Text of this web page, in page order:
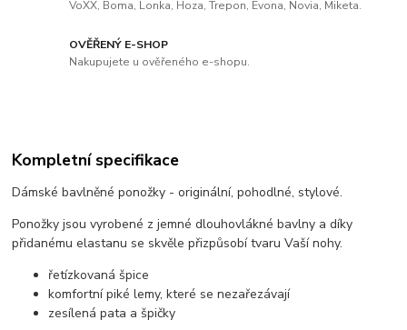
VoXX, Boma, Lonka, Hoza, Trepon, Evona, Novia, Miketa.
OVĚŘENÝ E-SHOP
Nakupujete u ověřeného e-shopu.
Kompletní specifikace
Dámské bavlněné ponožky - originální, pohodlné, stylové.
Ponožky jsou vyrobené z jemné dlouhovlákné bavlny a díky
přidanému elastanu se skvěle přizpůsobí tvaru Vaší nohy.
řetízkovaná špice
komfortní piké lemy, které se nezařezávají
zesílená pata a špičky